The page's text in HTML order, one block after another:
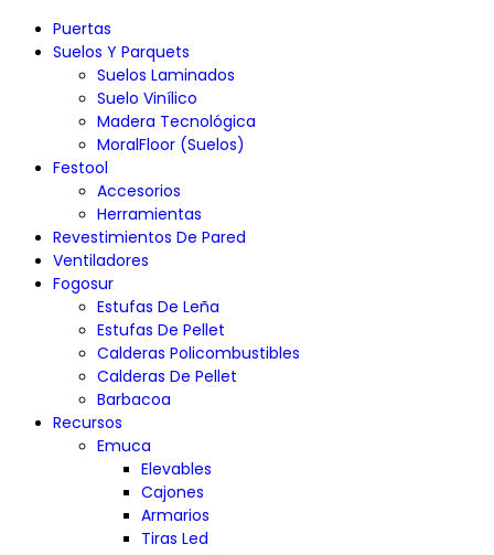
Puertas
Suelos Y Parquets
Suelos Laminados
Suelo Vinílico
Madera Tecnológica
MoralFloor (Suelos)
Festool
Accesorios
Herramientas
Revestimientos De Pared
Ventiladores
Fogosur
Estufas De Leña
Estufas De Pellet
Calderas Policombustibles
Calderas De Pellet
Barbacoa
Recursos
Emuca
Elevables
Cajones
Armarios
Tiras Led